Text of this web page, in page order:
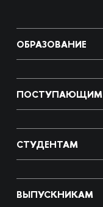
ОБРАЗОВАНИЕ
ПОСТУПАЮЩИМ
СТУДЕНТАМ
ВЫПУСКНИКАМ